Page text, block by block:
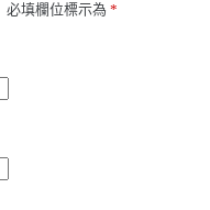
必填欄位標示為 *